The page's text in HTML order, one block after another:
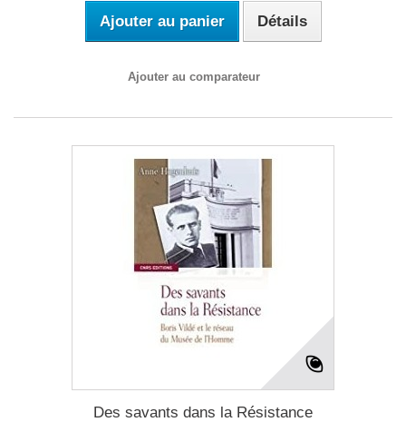
Ajouter au panier Détails
Ajouter au comparateur
Des savants dans la Résistance